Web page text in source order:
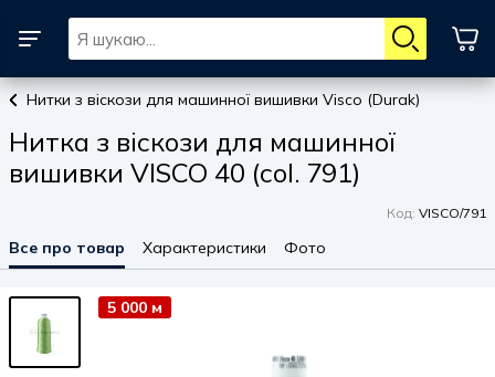
Нитки з віскози для машинної вишивки Visco (Durak)
Нитка з віскози для машинної
вишивки VISCO 40 (col. 791)
Код: VISCO/791
Все про товар Характеристики Фото
5 000 м
5 000 м
5 000 м
5 000 м